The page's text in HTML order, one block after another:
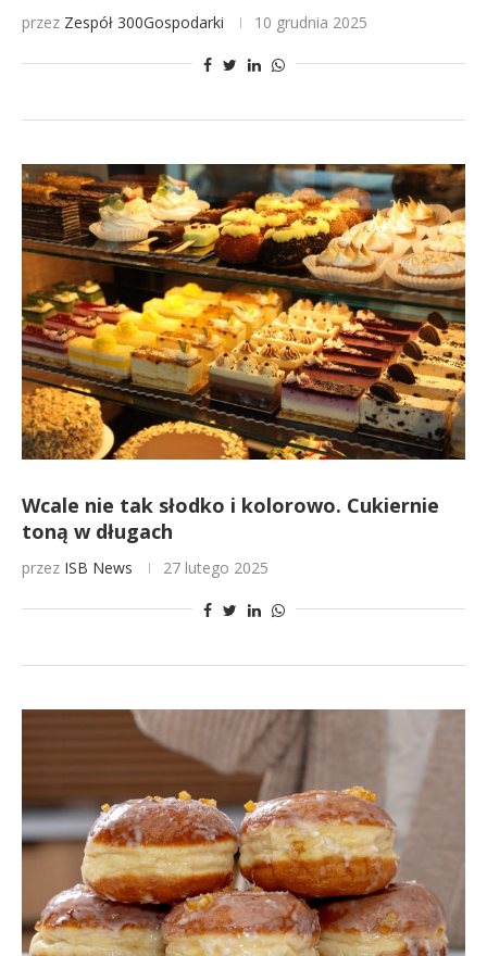
przez Zespół 300Gospodarki 10 grudnia 2025
Wcale nie tak słodko i kolorowo. Cukiernie
toną w długach
przez ISB News 27 lutego 2025